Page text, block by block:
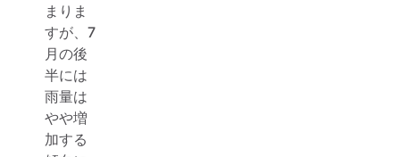
まりま
すが、7
月の後
半には
雨量は
やや増
加する